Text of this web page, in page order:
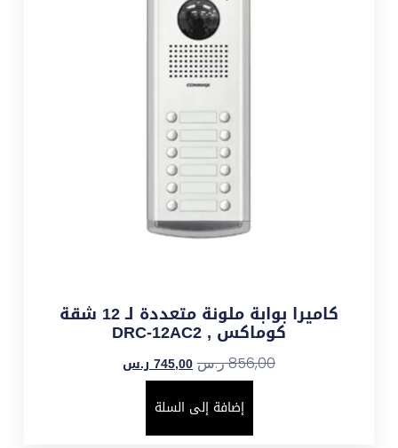
كاميرا بوابة ملونة متعددة لـ 12 شقة
كوماكس , DRC-12AC2
856,00ر.س 745,00 ر.س
إضافة إلى السلة